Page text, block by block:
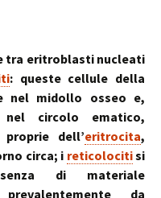
tra eritroblasti nucleati
: queste cellule della
nel midollo osseo e,
nel circolo ematico,
dell’eritrocita,
circa; i reticolocitisi
di materiale
da